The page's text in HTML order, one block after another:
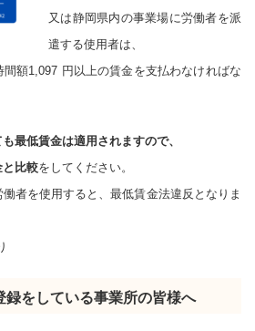
又は静岡県内の事業場に労働者を派
遣する使用者は、
額1,097 円以上の賃金を支払わなければな
最低賃金は適用されますので、
と比較をしてください。
者を使用すると、最低賃金法違反となりま
録をしている事業所の皆様へ